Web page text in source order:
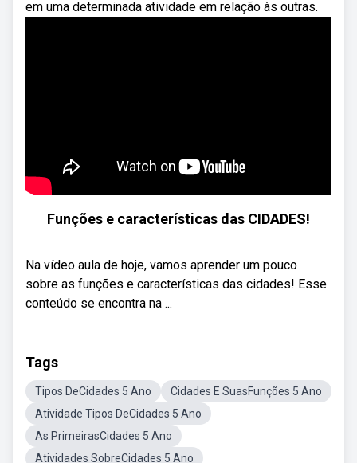
em uma determinada atividade em relação às outras.
Funções e características das CIDADES!
Na vídeo aula de hoje, vamos aprender um pouco
sobre as funções e características das cidades! Esse
conteúdo se encontra na ...
Tags
Tipos DeCidades 5 Ano
Cidades E SuasFunções 5 Ano
Atividade Tipos DeCidades 5 Ano
As PrimeirasCidades 5 Ano
Atividades SobreCidades 5 Ano